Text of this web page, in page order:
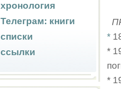
хронология
Телеграм: книги
списки
ссылки
*
*
*